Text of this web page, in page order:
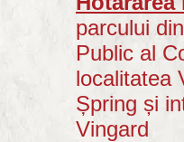
parcului
Public al
localitatea
Șpring și
Vingard